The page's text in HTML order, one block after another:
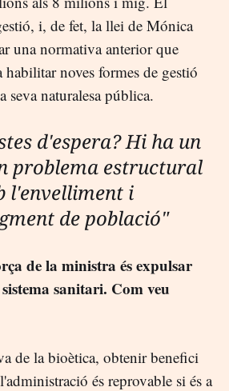
i, de fet, la llei de Mónica
una normativa anterior que
habilitar noves formes de gestió
seva naturalesa pública.
d'espera? Hi ha un
problema estructural
l'envelliment i
de població"
de la ministra és expulsar
sanitari. Com veu
de la bioètica, obtenir benefici
és reprovable si és a